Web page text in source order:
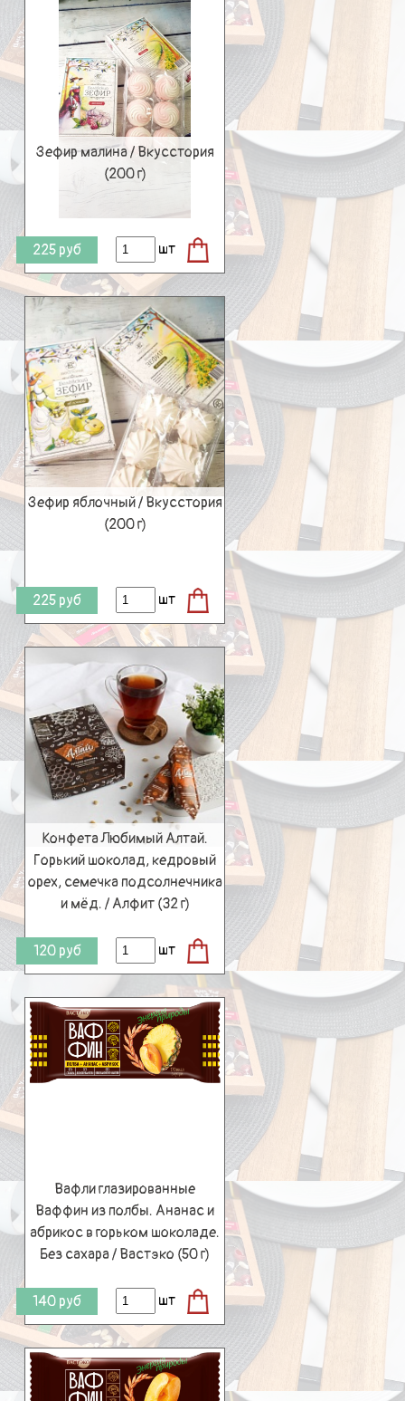
Зефир малина / Вкусстория
(200 г)
225 руб шт
Зефир яблочный / Вкусстория
(200 г)
225 руб шт
Конфета Любимый Алтай.
Горький шоколад, кедровый
орех, семечка подсолнечника
и мёд. / Алфит (32 г)
120 руб шт
Вафли глазированные
Ваффин из полбы. Ананас и
абрикос в горьком шоколаде.
Без сахара / Вастэко (50 г)
140 руб шт